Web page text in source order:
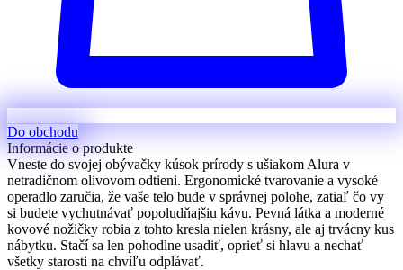
Do obchodu
Informácie o produkte
Vneste do svojej obývačky kúsok prírody s ušiakom Alura v
netradičnom olivovom odtieni. Ergonomické tvarovanie a vysoké
operadlo zaručia, že vaše telo bude v správnej polohe, zatiaľ čo vy
si budete vychutnávať popoludňajšiu kávu. Pevná látka a moderné
kovové nožičky robia z tohto kresla nielen krásny, ale aj trvácny kus
nábytku. Stačí sa len pohodlne usadiť, oprieť si hlavu a nechať
všetky starosti na chvíľu odplávať.